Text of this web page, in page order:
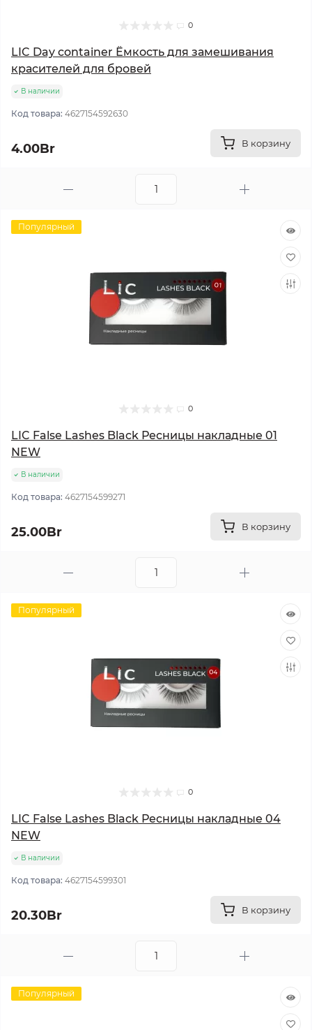
0
LIC Day container Ёмкость для замешивания
красителей для бровей
В наличии
Код товара: 4627154592630
4.00Br В корзину
Популярный
0
LIC False Lashes Black Ресницы накладные 01
NEW
В наличии
Код товара: 4627154599271
25.00Br В корзину
Популярный
0
LIC False Lashes Black Ресницы накладные 04
NEW
В наличии
Код товара: 4627154599301
20.30Br В корзину
Популярный